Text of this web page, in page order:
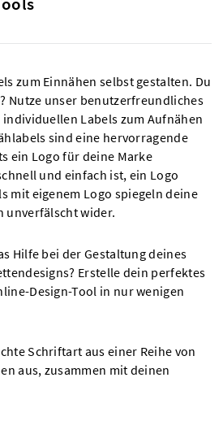
zum Einnähen selbst gestalten. Du
Nutze unser benutzerfreundliches
individuellen Labels zum Aufnähen
sind eine hervorragende
ein Logo für deine Marke
und einfach ist, ein Logo
mit eigenem Logo spiegeln deine
unverfälscht wider.
Hilfe bei der Gestaltung deines
Erstelle dein perfektes
Design-Tool in nur wenigen
Schriftart aus einer Reihe von
aus, zusammen mit deinen